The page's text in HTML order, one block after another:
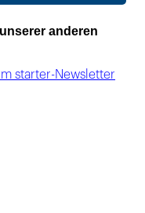
anderen
starter-Newsletter